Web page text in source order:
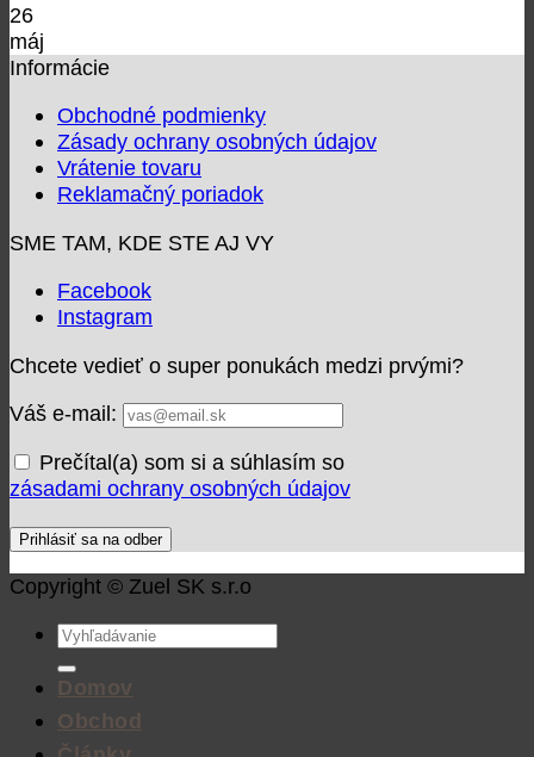
26
máj
Informácie
Obchodné podmienky
Zásady ochrany osobných údajov
Vrátenie tovaru
Reklamačný poriadok
SME TAM, KDE STE AJ VY
Facebook
Instagram
Chcete vedieť o super ponukách medzi prvými?
Váš e-mail:
Prečítal(a) som si a súhlasím so
zásadami ochrany osobných údajov
Copyright © Zuel SK s.r.o
Hľadať:
Domov
Obchod